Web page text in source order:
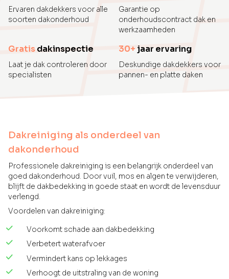
Ervaren dakdekkers voor alle
soorten dakonderhoud
Garantie op
onderhoudscontract dak en
werkzaamheden
Gratisdakinspectie
Laat je dak controleren door
specialisten
30+ jaar ervaring
Deskundige dakdekkers voor
pannen- en platte daken
Dakreiniging als onderdeel van
dakonderhoud
Professionele dakreiniging is een belangrijk onderdeel van
goed dakonderhoud. Door vuil, mos en algen te verwijderen,
blijft de dakbedekking in goede staat en wordt de levensduur
verlengd.
Voordelen van dakreiniging:
Voorkomt schade aan dakbedekking
Verbetert waterafvoer
Vermindert kans op lekkages
Verhoogt de uitstraling van de woning